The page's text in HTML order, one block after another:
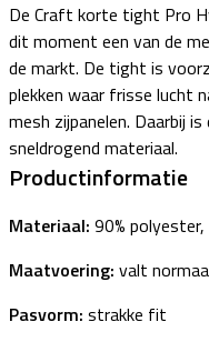
De Craft korte tight Pro
dit moment een van de
de markt. De tight is
plekken waar frisse lucht
mesh zijpanelen. Daarbij
sneldrogend materiaal.
Productinformatie
Materiaal: 90%
Maatvoering: valt
Pasvorm: strakke fit